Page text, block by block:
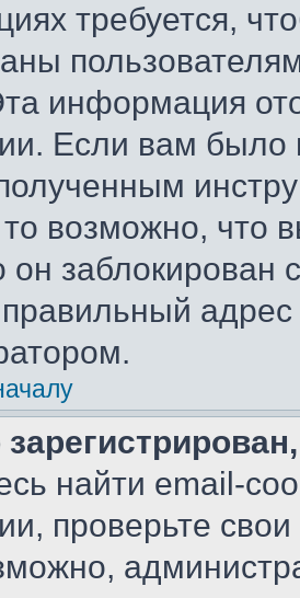
требуется,
информация
Если вам
возможно, что
он
адрес
найти email-
проверьте